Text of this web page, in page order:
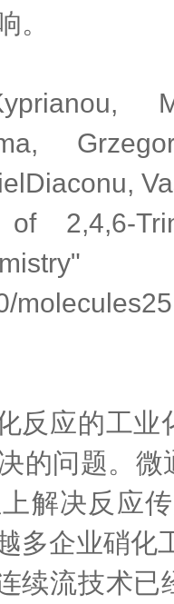
。
of 2,4,6-
反应的工业
的问题。
解决反应
多企业硝化
续流技术已